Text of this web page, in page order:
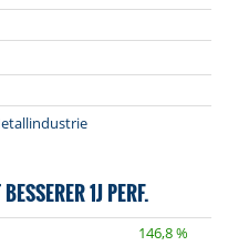
1J PERF.
146,8 %